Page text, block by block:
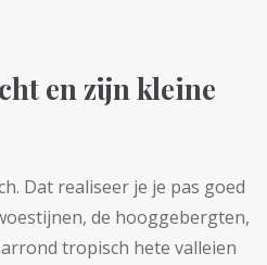
en zijn kleine
Dat realiseer je je pas goed
de hooggebergten,
tropisch hete valleien